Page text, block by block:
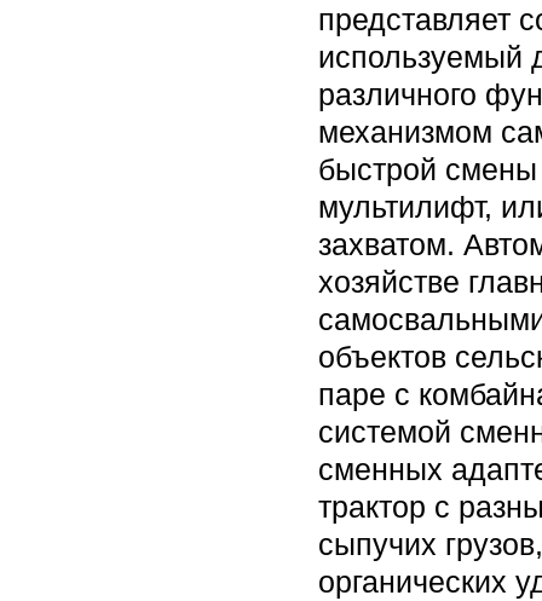
представляет
используемый
различного
механизмом
быстрой смены
мультилифт,
захватом.
хозяйстве
объектов
паре с
системой
сменных
трактор с
сыпучих
органических